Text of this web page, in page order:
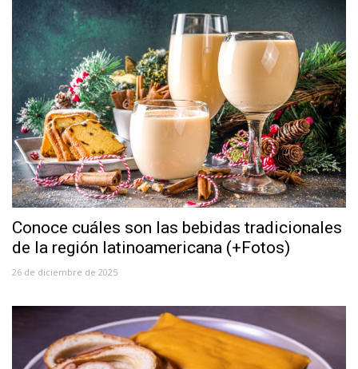
Conoce cuáles son las bebidas tradicionales
de la región latinoamericana (+Fotos)
26 de diciembre de 2025